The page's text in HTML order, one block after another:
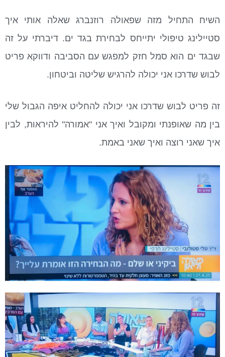
השיח התחיל מזה שפאולה רוזנברג שאלה אותי איך
סטיילינג טיפולי יתייחס לבחירת בגד ים. דיברתי על זה
שבגד ים הוא סמל חזק למפגש עם הסביבה ודווקא פריט
לבוש שדרכו אני יכולה להרגיש שליטה וביטחון.
זה פריט לבוש שדרכו אני יכולה להחליט איפה הגבול שלי
בין מה שאופנתי ומקובל ואיך אני "אמורה" להיראות, לבין
איך שאני רוצה ואיך שאני באמת.